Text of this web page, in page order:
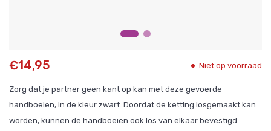
€14,95 Niet op voorraad
Zorg dat je partner geen kant op kan met deze gevoerde
handboeien, in de kleur zwart. Doordat de ketting losgemaakt kan
worden, kunnen de handboeien ook los van elkaar bevestigd